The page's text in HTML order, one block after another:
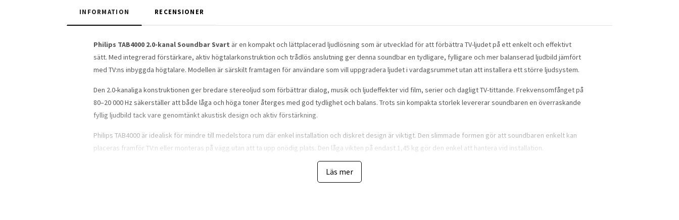
INFORMATION RECENSIONER
Philips TAB4000 2.0-kanal Soundbar Svart är en kompakt och lättplacerad ljudlösning som är utvecklad för att förbättra TV-ljudet på ett enkelt och effektivt
sätt. Med integrerad förstärkare, aktiv högtalarkonstruktion och trådlös anslutning ger denna soundbar en tydligare, fylligare och mer balanserad ljudbild jämfört
med TV:ns inbyggda högtalare. Modellen är särskilt framtagen för användare som vill uppgradera ljudet i vardagsrummet utan att installera ett större ljudsystem.
Den 2.0-kanaliga konstruktionen ger bredare stereoljud som förbättrar dialog, musik och ljudeffekter vid film, serier och dagligt TV-tittande. Frekvensomfånget på
80–20 000 Hz säkerställer att både låga och höga toner återges med god tydlighet och balans. Trots sin kompakta storlek levererar soundbaren en överraskande
fyllig ljudbild tack vare genomtänkt akustisk design och aktiv förstärkning.
Philips TAB4000 är idealisk för mindre till medelstora rum där enkel installation och diskret design är viktigt. Den slimmade formen gör att soundbaren enkelt kan
placeras framför TV:n eller monteras på vägg utan att ta upp onödig plats. Den låga vikten på endast 1,45 kg gör den enkel att hantera vid installation.
Bluetooth-anslutningen gör det möjligt att använda soundbaren som en trådlös musikhögtalare från mobil, surfplatta eller dator. USB-porten möjliggör dessutom
direkt uppspelning av ljudfiler från lagringsmedia med stöd för flera format såsom LPCM, MP3, WAV och FLAC.
Läs mer